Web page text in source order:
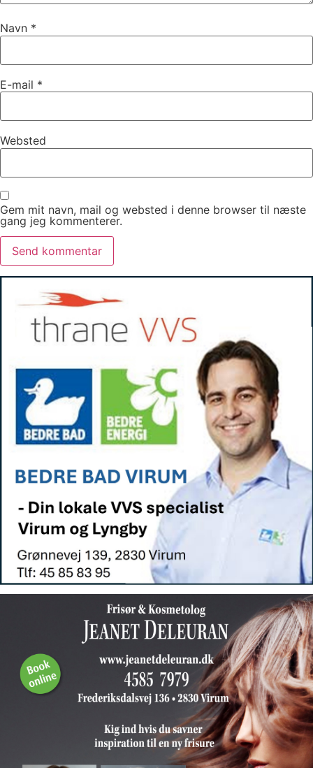
Navn *
E-mail *
Websted
Gem mit navn, mail og websted i denne browser til næste
gang jeg kommenterer.